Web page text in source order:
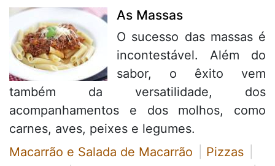
As Massas
O sucesso das massas é
incontestável. Além do
sabor, o êxito vem
também da versatilidade, dos
acompanhamentos e dos molhos, como
carnes, aves, peixes e legumes.
Macarrão e Salada de Macarrão
Pizzas